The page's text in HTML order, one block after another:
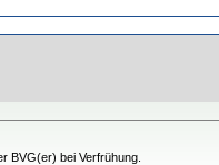
BVG(er) bei Verfrühung.